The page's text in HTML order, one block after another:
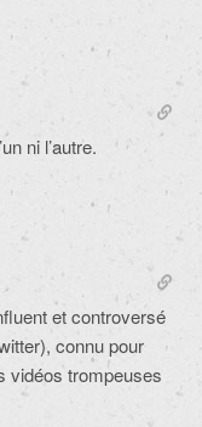
ni l’autre.
et controversé
connu pour
vidéos trompeuses